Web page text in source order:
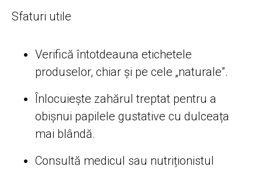
Sfaturi utile
Verifică întotdeauna etichetele
produselor, chiar și pe cele „naturale”.
Înlocuiește zahărul treptat pentru a
obișnui papilele gustative cu dulceața
mai blândă.
Consultă medicul sau nutriționistul